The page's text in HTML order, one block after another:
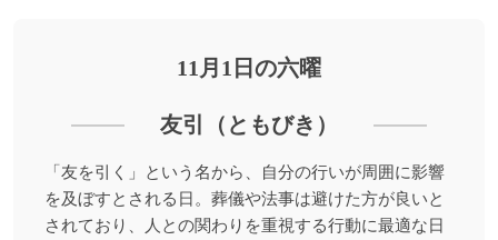
11月1日の六曜
友引（ともびき）
「友を引く」という名から、自分の行いが周囲に影響
を及ぼすとされる日。葬儀や法事は避けた方が良いと
されており、人との関わりを重視する行動に最適な日